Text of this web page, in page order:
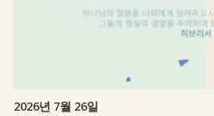
2026년 7월 26일